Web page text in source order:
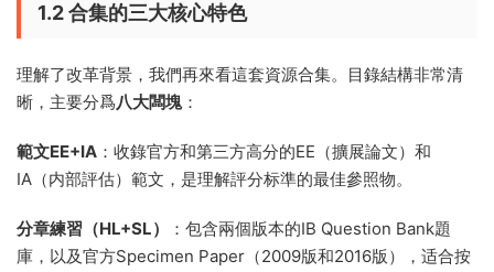
1.2 合集的三大核心特色
理解了改革背景，我們再來看這套資源合集。目錄結構非常清
晰，主要分爲八大闆塊：
範文EE+IA ：收錄官方和第三方高分的EE（擴展論文）和
IA（内部評估）範文，是理解評分标準的最佳參照物。
分章練習（HL+SL）
：包含兩個版本的IB Question Bank題
庫，以及官方Specimen Paper（2009版和2016版），适合按